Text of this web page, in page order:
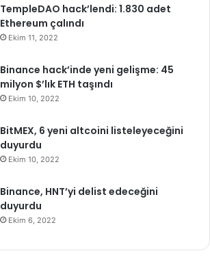
TempleDAO hack’lendi: 1.830 adet
Ethereum çalındı
Ekim 11, 2022
Binance hack’inde yeni gelişme: 45
milyon $’lık ETH taşındı
Ekim 10, 2022
BitMEX, 6 yeni altcoini listeleyeceğini
duyurdu
Ekim 10, 2022
Binance, HNT’yi delist edeceğini
duyurdu
Ekim 6, 2022